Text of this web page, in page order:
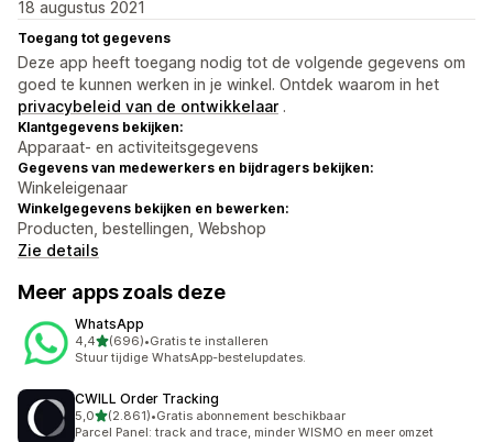
18 augustus 2021
Toegang tot gegevens
Deze app heeft toegang nodig tot de volgende gegevens om
goed te kunnen werken in je winkel. Ontdek waarom in het
privacybeleid van de ontwikkelaar .
Klantgegevens bekijken:
Apparaat- en activiteitsgegevens
Gegevens van medewerkers en bijdragers bekijken:
Winkeleigenaar
Winkelgegevens bekijken en bewerken:
Producten, bestellingen, Webshop
Zie details
Meer apps zoals deze
WhatsApp
4,4van 5 sterren
(696)
696 recensies in totaal
•Gratis te installeren
Stuur tijdige WhatsApp-bestelupdates.
CWILL Order Tracking
5,0van 5 sterren
(2.861)
2861 recensies in totaal
•Gratis abonnement beschikbaar
Parcel Panel: track and trace, minder WISMO en meer omzet